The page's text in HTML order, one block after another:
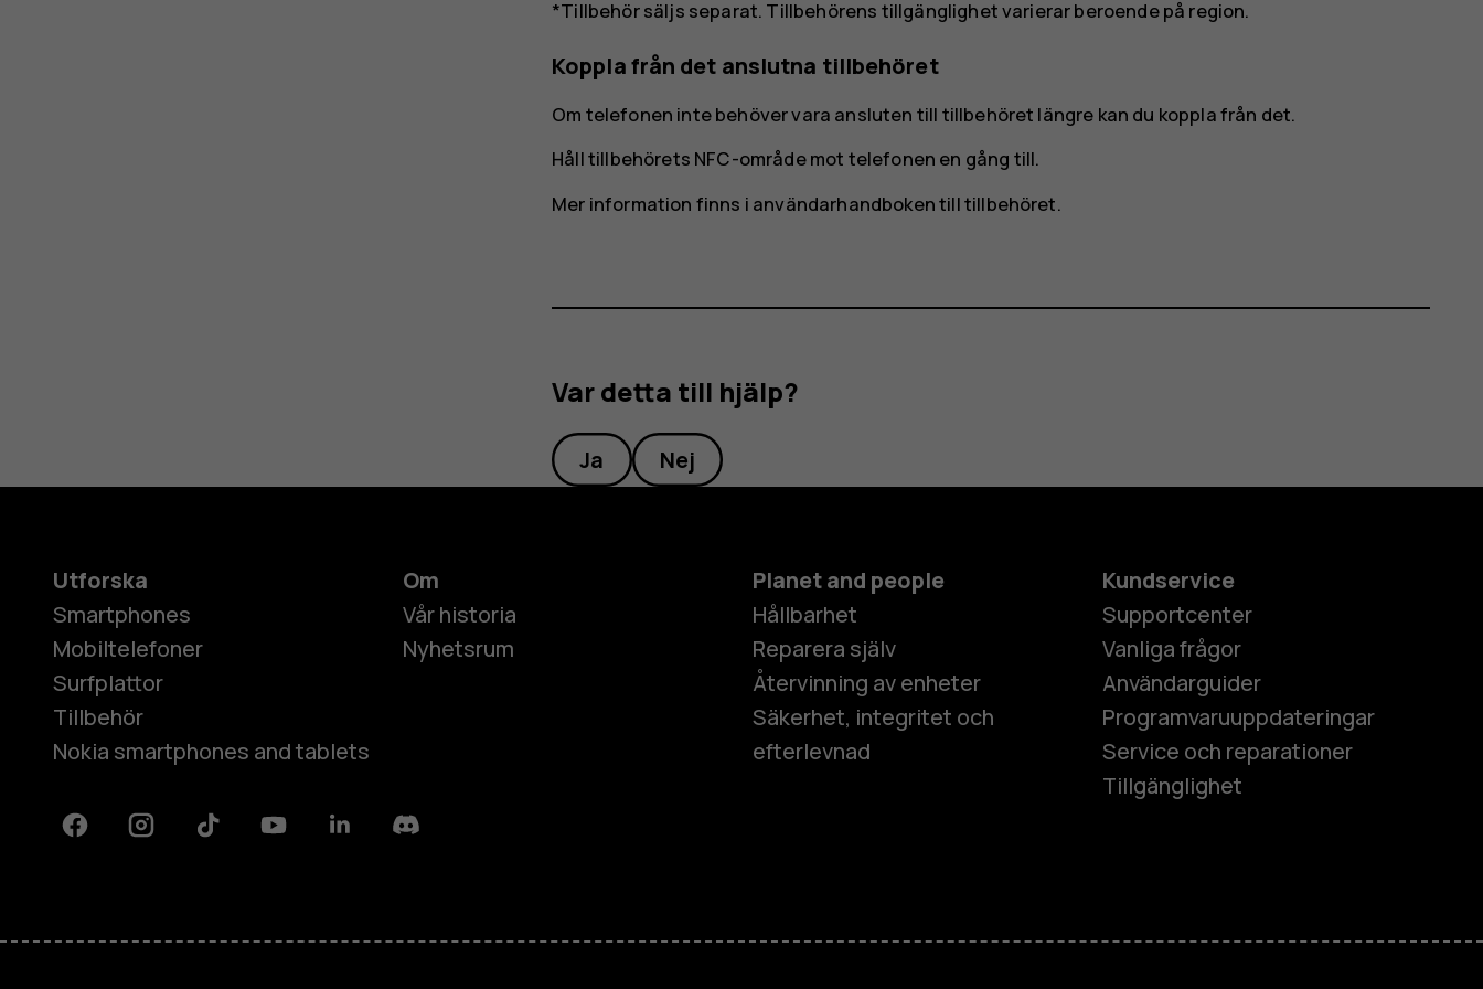
Mobiltelefoner
*Tillbehör säljs separat. Tillbehörens tillgänglighet varierar beroende på region.
Koppla från det anslutna tillbehöret
Om telefonen inte behöver vara ansluten till tillbehöret längre kan du koppla från det.
Håll tillbehörets NFC-område mot telefonen en gång till.
Mer information finns i användarhandboken till tillbehöret.
Var detta till hjälp?
Ja Nej
Utforska
Smartphones
Mobiltelefoner
Surfplattor
Tillbehör
Nokia smartphones and tablets
Om
Vår historia
Nyhetsrum
Planet and people
Hållbarhet
Reparera själv
Återvinning av enheter
Säkerhet, integritet och
efterlevnad
Kundservice
Supportcenter
Vanliga frågor
Användarguider
Programvaruuppdateringar
Service och reparationer
Tillgänglighet
FacebookInstagramTiktok YoutubeLinkedinDiscord